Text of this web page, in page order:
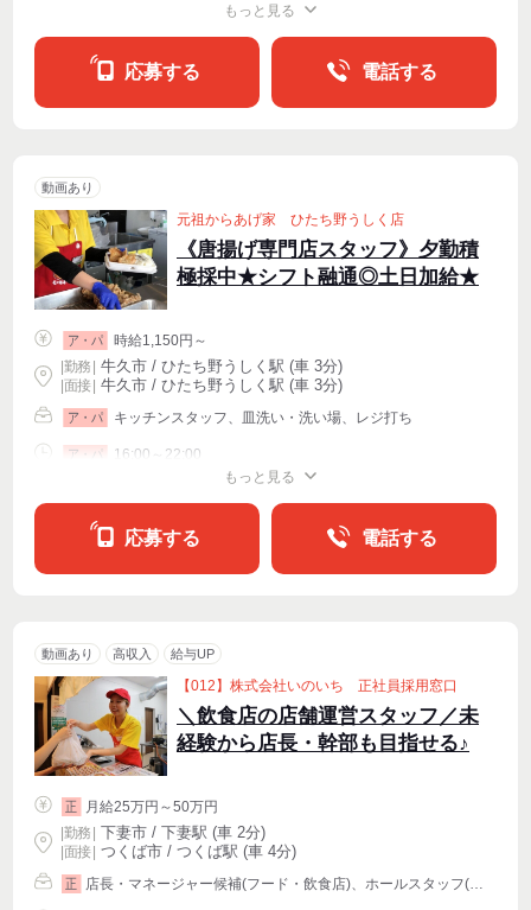
もっと見る
応募する 電話する
動画あり
元祖からあげ家 ひたち野うしく店
《唐揚げ専門店スタッフ》夕勤積
極採中★シフト融通◎土日加給★
ア・パ
時給1,150円～
|勤務 牛久市 / ひたち野うしく駅 (車 3分)
| 面接 | 牛久市 / ひたち野うしく駅 (車 3分)
ア・パ キッチンスタッフ、皿洗い・洗い場、レジ打ち
ア・パ 16:00～22:00
もっと見る
応募する 電話する
動画あり 高収入 給与UP
【012】株式会社いのいち 正社員採用窓口
＼飲食店の店舗運営スタッフ／未
経験から店長・幹部も目指せる♪
正
月給25万円～50万円
|勤務 下妻市 / 下妻駅 (車 2分)
| 面接 | つくば市 / つくば駅 (車 4分)
正 店長・マネージャー候補(フード・飲食店)、ホールスタッフ(配膳)、キッチンスタッフ